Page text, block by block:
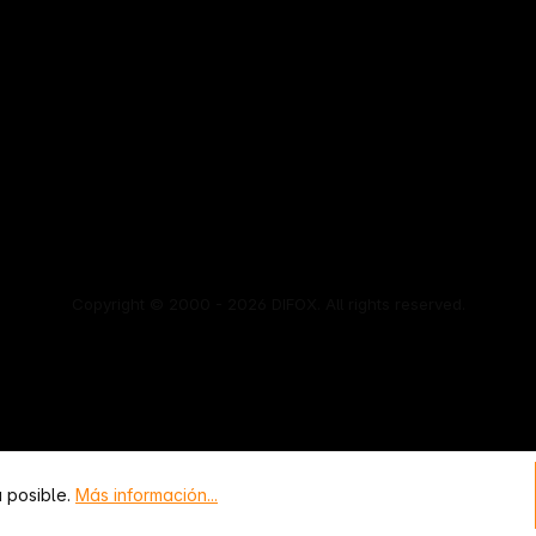
posible. Más información...